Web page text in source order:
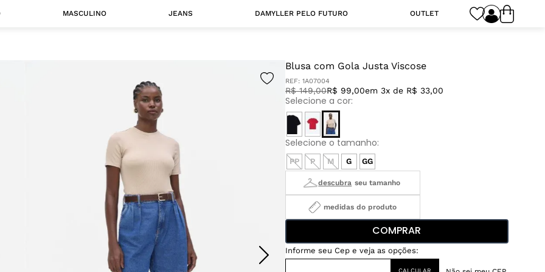
MASCULINO JEANS DAMYLLER PELO FUTURO OUTLET
Blusa com Gola Justa Viscose
REF: 1A07004
R$ 149,00R$ 99,00em 3x de R$ 33,00
PP P M G GG
medidas do produto
COMPRAR